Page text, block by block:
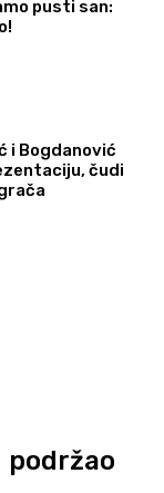
pusti san:
i Bogdanović
čudi